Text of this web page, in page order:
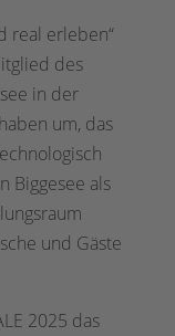
real erleben“
des
in der
um, das
Biggesee als
und Gäste
2025 das